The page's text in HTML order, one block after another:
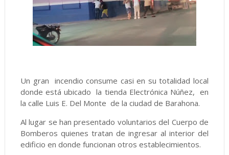
Un gran incendio consume casi en su totalidad local
donde está ubicado la tienda Electrónica Núñez, en
la calle Luis E. Del Monte de la ciudad de Barahona.
Al lugar se han presentado voluntarios del Cuerpo de
Bomberos quienes tratan de ingresar al interior del
edificio en donde funcionan otros establecimientos.